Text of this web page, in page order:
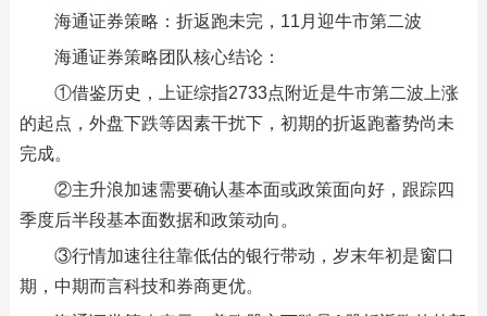
海通证券策略：折返跑未完，11月迎牛市第二波
海通证券策略团队核心结论：
①借鉴历史，上证综指2733点附近是牛市第二波上涨
的起点，外盘下跌等因素干扰下，初期的折返跑蓄势尚未
完成。
②主升浪加速需要确认基本面或政策面向好，跟踪四
季度后半段基本面数据和政策动向。
③行情加速往往靠低估的银行带动，岁末年初是窗口
期，中期而言科技和券商更优。